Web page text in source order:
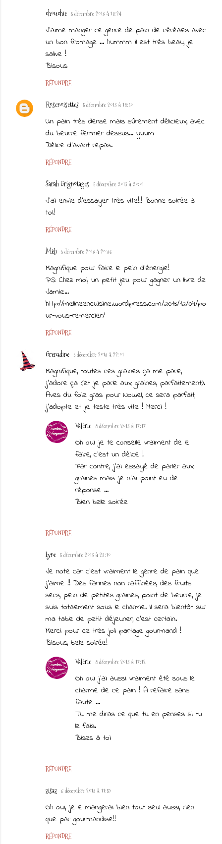
chouchie 5 décembre 2013 à 18:24
J'aime manger ce genre de pain de céréales avec
un bon fromage ... hummm il est très beau, je
salive !
Bisous
RÉPONDRE
Rosenoisettes 5 décembre 2013 à 18:50
Un pain très dense mais sûrement délicieux, avec
du beurre fermier dessus... yuum
Délice d'avant repas.
RÉPONDRE
Sarah Grignotages 5 décembre 2013 à 20:01
J'ai envie d'essayer très vite!!! Bonne soirée à
toi!
RÉPONDRE
Méli 5 décembre 2013 à 20:36
Magnifique pour faire le plein d'énergie!
PS: Chez moi, un petit jeu pour gagner un livre de
Jamie...
http://melineencuisine.wordpress.com/2013/12/04/po
ur-vous-remercier/
RÉPONDRE
Grenadine 5 décembre 2013 à 22:01
Magnifique, toutes ces graines ça me parle,
j'adore ça (et je parle aux graines, parfaitement).
Aves du foie gras pour Nowell, ce sera parfait,
j'adopte et je teste très vite ! Merci !
RÉPONDRE
Valérie 8 décembre 2013 à 17:17
Oh oui je te conseille vraiment de le
faire, c'est un délice !
Par contre, j'ai essayé de parler aux
graines mais je n'ai point eu de
réponse ...
Bien belle soirée
Lyne 5 décembre 2013 à 23:10
Je note car c'est vraiment le genre de pain que
j'aime !! Des farines non raffinées, des fruits
secs, plein de petites graines, point de beurre, je
suis totalement sous le charme. Il sera bientôt sur
ma table de petit déjeuner, c'est certain.
Merci pour ce très joli partage gourmand !
Bisous, belle soirée!
RÉPONDRE
Valérie 8 décembre 2013 à 17:12
Oh oui j'ai aussi vraiment été sous le
charme de ce pain ! A refaire sans
faute ...
Tu me diras ce que tu en penses si tu
le fais.
Bises à toi
zisaz 6 décembre 2013 à 11:59
Oh oui, je le mangerai bien tout seul aussi, rien
que par gourmandise!!
RÉPONDRE